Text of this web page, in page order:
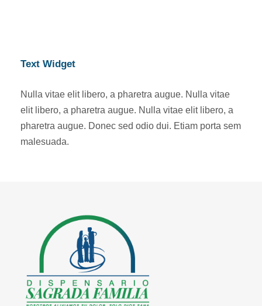
Text Widget
Nulla vitae elit libero, a pharetra augue. Nulla vitae
elit libero, a pharetra augue. Nulla vitae elit libero, a
pharetra augue. Donec sed odio dui. Etiam porta sem
malesuada.